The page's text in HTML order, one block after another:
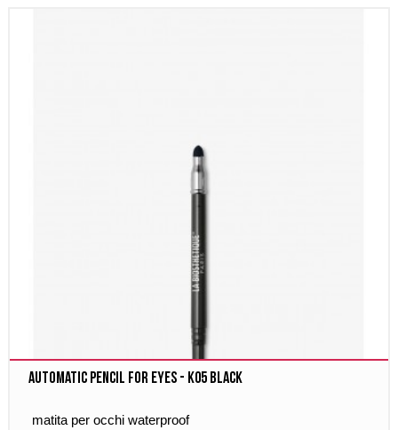
Automatic Pencil for Eyes - K05 Black
matita per occhi waterproof